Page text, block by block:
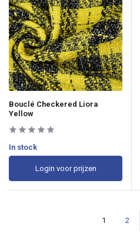
Bouclé Checkered Liora
Yellow
In stock
Login voor prijzen
1 2